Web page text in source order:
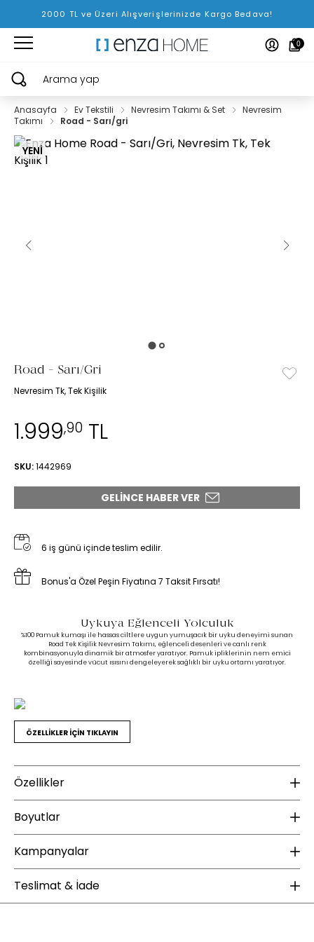
2000 TL ve Üzeri Alışverişlerinizde Kargo Bedava!
0
Arama yap
Anasayfa Ev Tekstili Nevresim Takımı & Set
Nevresim
Takımı
Road - Sarı/gri
YENİ
Road - Sarı/Gri
Nevresim Tk, Tek Kişilik
1.999,90 TL
SKU:1442969
GELINCE HABER VER
6 iş günü içinde teslim edilir.
Bonus'a Özel Peşin Fiyatına 7 Taksit Fırsatı!
Uykuya Eğlenceli Yolculuk
%100 Pamuk kumaşı ile hassas ciltlere uygun yumuşacık bir uyku deneyimi sunan
Road Tek Kişilik Nevresim Takımı, eğlenceli desenleri ve canlı renk
kombinasyonuyla dinamik bir atmosfer yaratıyor. Pamuk ipliklerinin nem emici
özelliği sayesinde vücut ısısını dengeleyerek sağlıklı bir uyku ortamı yaratıyor.
ÖZELLİKLER İÇİN TIKLAYIN
Özellikler
Boyutlar
Ürün İçerik Bilgisi :
Kampanyalar
ÜCRETSİZ KARGO
Teslimat & İade